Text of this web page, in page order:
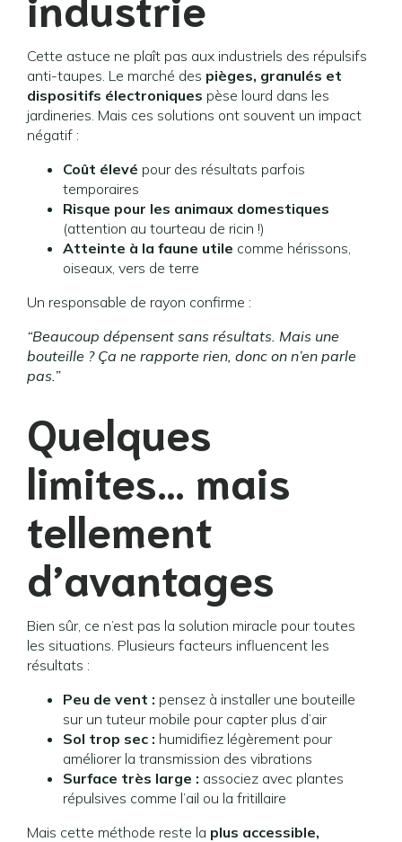
Cette astuce ne plaît pas aux industriels des répulsifs
anti-taupes. Le marché des pièges, granulés et
dispositifs électroniques pèse lourd dans les
jardineries. Mais ces solutions ont souvent un impact
négatif :
Coût élevé pour des résultats parfois
temporaires
Risque pour les animaux domestiques
(attention au tourteau de ricin !)
Atteinte à la faune utile comme hérissons,
oiseaux, vers de terre
Un responsable de rayon confirme :
“Beaucoup dépensent sans résultats. Mais une
bouteille ? Ça ne rapporte rien, donc on n’en parle
pas.”
Quelques
limites… mais
tellement
d’avantages
Bien sûr, ce n’est pas la solution miracle pour toutes
les situations. Plusieurs facteurs influencent les
résultats :
Peu de vent : pensez à installer une bouteille
sur un tuteur mobile pour capter plus d’air
Sol trop sec : humidifiez légèrement pour
améliorer la transmission des vibrations
Surface très large : associez avec plantes
répulsives comme l’ail ou la fritillaire
Mais cette méthode reste la plus accessible,